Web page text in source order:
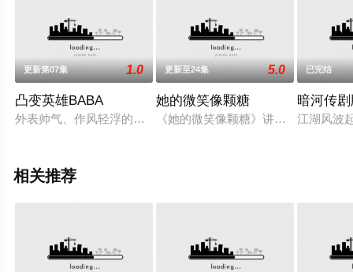
更新第07集 1.0
凸变英雄BABA
外表帅气、作风轻浮的马桶垫设计师伢叔和妻子离婚后，与女儿
更新至24集 5.0
她的微笑像颗糖
《她的微笑像颗糖》讲述的是，徐
已完结
暗河传
江湖风波
相关推荐